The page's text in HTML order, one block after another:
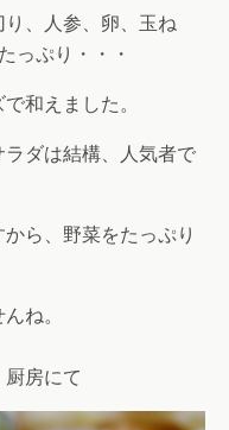
、人参、卵、玉ね
っぷり・・・
和えました。
ダは結構、人気者で
ら、野菜をたっぷり
ね。
房にて